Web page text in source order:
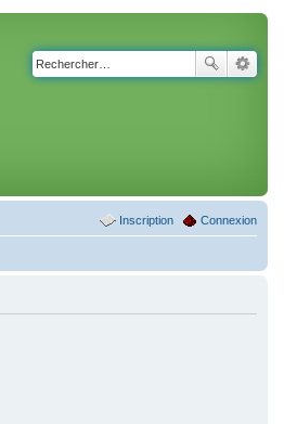
Connexion
Inscription